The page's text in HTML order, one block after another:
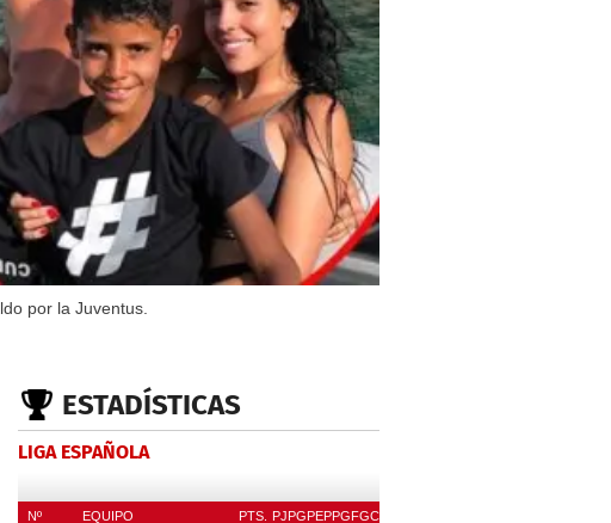
por la Juventus.
ESTADÍSTICAS
LIGA ESPAÑOLA